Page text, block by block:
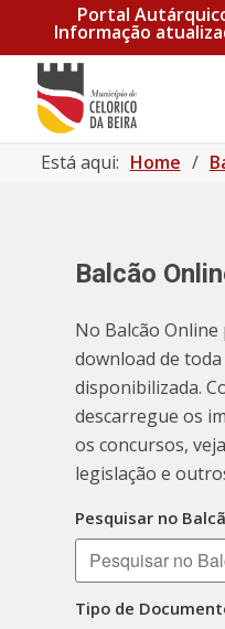
Portal
Informação
Está aqui: Home /
Balcão
No Balcão
download de
disponibilizada.
descarregue os
os concursos,
legislação e
Pesquisar no
Tipo de